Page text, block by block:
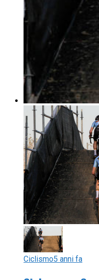
Ciclismo5 anni fa